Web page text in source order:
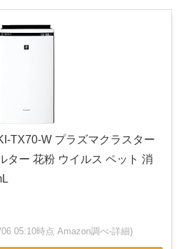
TX70-W プラズマクラスター
ター 花粉 ウイルス ペット 消
06 05:10時点 Amazon調べ-詳細)